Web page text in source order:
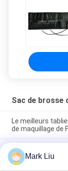
Sac de brosse
Le meilleurs
de maquillage de
Support mignon
maquillage de
vague de poche
Mark Liu